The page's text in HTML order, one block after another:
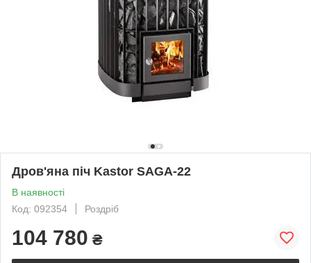
Дров'яна піч Kastor SAGA-22
В наявності
Код: 092354
Роздріб
104 780 ₴